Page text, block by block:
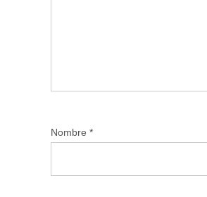
Nombre *